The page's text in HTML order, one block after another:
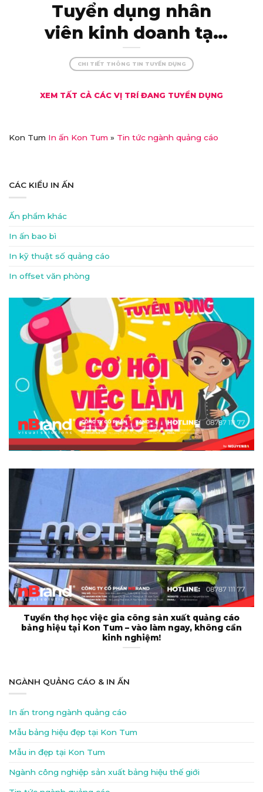
Tuyển dụng nhân
viên kinh doanh tại
Kon Tum – thu nhập
khủng, đãi ngộ xịn!
CHI TIẾT THÔNG TIN TUYỂN DỤNG
XEM TẤT CẢ CÁC VỊ TRÍ ĐANG TUYỂN DỤNG
Kon Tum In ấn Kon Tum » Tin tức ngành quảng cáo
CÁC KIỂU IN ẤN
Ấn phẩm khác
In ấn bao bì
In kỹ thuật số quảng cáo
In offset văn phòng
Tuyển thợ học việc gia công sản xuất quảng cáo
bảng hiệu tại Kon Tum – vào làm ngay, không cần
kinh nghiệm!
NGÀNH QUẢNG CÁO & IN ẤN
In ấn trong ngành quảng cáo
Mẫu bảng hiệu đẹp tại Kon Tum
Mẫu in đẹp tại Kon Tum
Ngành công nghiệp sản xuất bảng hiệu thế giới